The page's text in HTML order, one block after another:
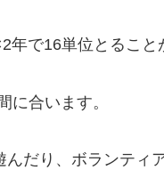
で16単位とること
に合います。
だり、ボランティ